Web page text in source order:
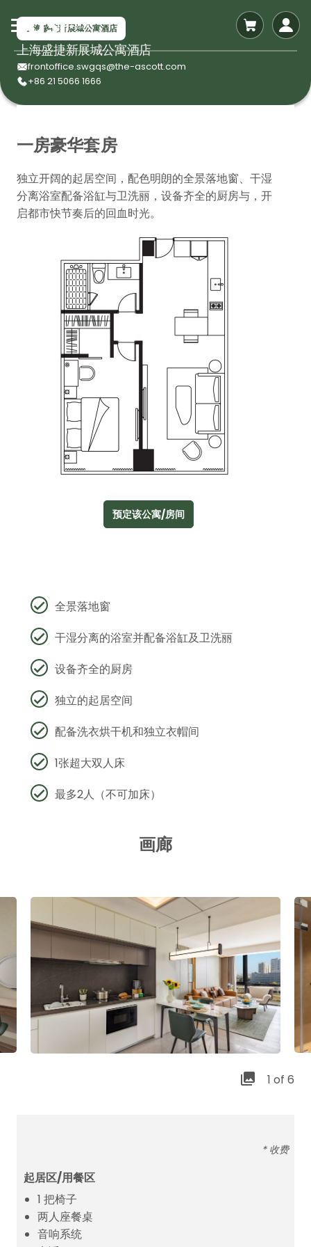
上海盛捷新展城公寓酒店
上海盛捷新展城公寓酒店
frontoffice.swgqs@the-ascott.com
+86 21 5066 1666
一房豪华套房
独立开阔的起居空间，配色明朗的全景落地窗、干湿
分离浴室配备浴缸与卫洗丽，设备齐全的厨房与，开
启都市快节奏后的回血时光。
预定该公寓/房间
全景落地窗
干湿分离的浴室并配备浴缸及卫洗丽
设备齐全的厨房
独立的起居空间
配备洗衣烘干机和独立衣帽间
1张超大双人床
最多2人（不可加床）
画廊
1 of 6
* 收费
起居区/用餐区
1 把椅子
两人座餐桌
音响系统